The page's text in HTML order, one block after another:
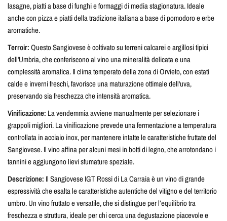
lasagne, piatti a base di funghi e formaggi di media stagionatura. Ideale
anche con pizza e piatti della tradizione italiana a base di pomodoro e erbe
aromatiche.
Terroir:Questo Sangiovese è coltivato su terreni calcarei e argillosi tipici
dell'Umbria, che conferiscono al vino una mineralità delicata e una
complessità aromatica. Il clima temperato della zona di Orvieto, con estati
calde e inverni freschi, favorisce una maturazione ottimale dell'uva,
preservando sia freschezza che intensità aromatica.
Vinificazione: La vendemmia avviene manualmente per selezionare i
grappoli migliori. La vinificazione prevede una fermentazione a temperatura
controllata in acciaio inox, per mantenere intatte le caratteristiche fruttate del
Sangiovese. Il vino affina per alcuni mesi in botti di legno, che arrotondano i
tannini e aggiungono lievi sfumature speziate.
Descrizione: Il Sangiovese IGT Rossi di La Carraia è un vino di grande
espressività che esalta le caratteristiche autentiche del vitigno e del territorio
umbro. Un vino fruttato e versatile, che si distingue per l’equilibrio tra
freschezza e struttura, ideale per chi cerca una degustazione piacevole e